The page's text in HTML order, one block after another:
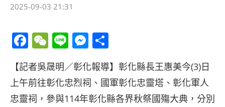
2025-09-03 21:31
Facebook
WeChat
LineMessenger
享
【記者吳晟明／彰化報導】彰化縣長王惠美今(3)日
上午前往彰化忠烈祠、國軍彰化忠靈塔、彰化軍人
忠靈祠，參與114年彰化縣各界秋祭國殤大典，分別